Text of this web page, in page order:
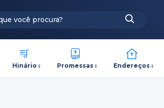
Hinário Promessas Endereços